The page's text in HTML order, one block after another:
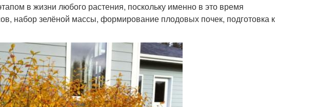
в жизни любого растения, поскольку именно в это время
набор зелёной массы, формирование плодовых почек, подготовка к